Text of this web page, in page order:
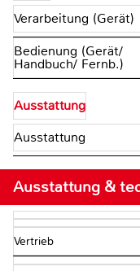
Verarbeitung (Gerät)
Bedienung (Gerät/
Handbuch/ Fernb.)
Ausstattung
Ausstattung
Ausstattung &
Vertrieb